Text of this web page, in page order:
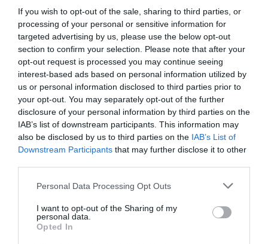
If you wish to opt-out of the sale, sharing to third parties, or
processing of your personal or sensitive information for
targeted advertising by us, please use the below opt-out
section to confirm your selection. Please note that after your
opt-out request is processed you may continue seeing
interest-based ads based on personal information utilized by
us or personal information disclosed to third parties prior to
your opt-out. You may separately opt-out of the further
disclosure of your personal information by third parties on the
IAB’s list of downstream participants. This information may
also be disclosed by us to third parties on the IAB’s List of
Downstream Participants that may further disclose it to other
Personal Data Processing Opt Outs
I want to opt-out of the Sharing of my
personal data.
Opted In
καλαμακιών, στα Διαβατά, μπροστά από δομές
προσφύγων. Το σύμβολο της φιλοξενίας και της
ανθρωπιάς πρέπει να βρίσκεται σε τουλάχιστον έναν
τοίχο του σχολείου.